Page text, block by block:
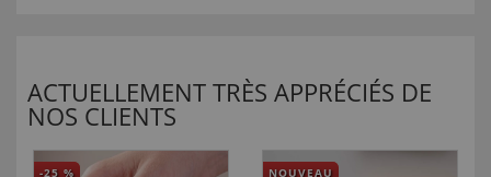
ACTUELLEMENT TRÈS APPRÉCIÉS DE
NOS CLIENTS
-25 % NOUVEAU